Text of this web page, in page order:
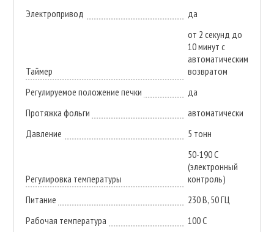
Электропривод
да
Таймер
от 2 секунд до
10 минут с
автоматическим
возвратом
Регулируемое положение печки
да
Протяжка фольги
автоматически
Давление
5 тонн
Регулировка температуры
50-190 С
(электронный
контроль)
Питание
230 В, 50 ГЦ
Рабочая температура
100 C